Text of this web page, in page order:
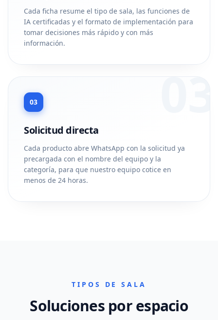
Cada ficha resume el tipo de sala, las funciones de
IA certificadas y el formato de implementación para
tomar decisiones más rápido y con más
información.
03
03
Solicitud directa
Cada producto abre WhatsApp con la solicitud ya
precargada con el nombre del equipo y la
categoría, para que nuestro equipo cotice en
menos de 24 horas.
TIPOS DE SALA
Soluciones por espacio